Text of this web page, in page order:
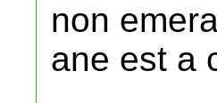
non
ane est a